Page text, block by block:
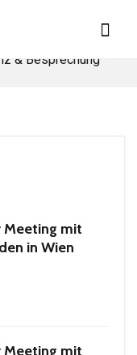
& Besprechung
Meeting mit
in Wien
Meeting mit